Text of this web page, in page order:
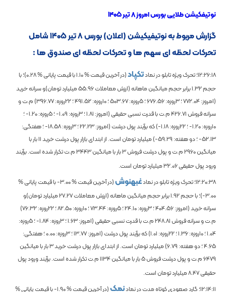
نوتیفکیشن طلایی بورس امروز ۸ تیر ۱۴۰۵
گزارش مربوط به نوتیفیکیشن (اعلان) بورس ۸ تیر ۱۴۰۵ شامل
تحرکات لحظه ای سهم ها و تحرکات لحظه ای صندوق ها :
12:26:18؛ تحرک ویژه تابلو در نمادتکپاد(در آخرین قیمت %1.10با قیمت پایانی %0.28)؛با
حجم1.32برابر حجم میانگین ماهانه(ارزش معاملات55.96میلیارد تومان)و سرانه خرید
(امروز:772.04؛ 3روزه: 676.56؛ 5روزه: 503.67؛ 10روزه: 491.52؛ 22روزه: 396.77) م.ت و
سرانه فروش426.71م.ت با قدرت نسبی حقیقی (امروز: 1.81؛ 3روزه: -1.09؛ 5روزه: -1.20؛
10روزه:
-1.20؛ 22روزه: -1.18) که برآیند پول درشت (امروز:22.23؛ 3روزه: -18.58؛ هفتگی:
-52.13؛ دو هفته:-59.29) میلیارد تومان است. از ابتدای بازار پول درشت خرید11بار با
میانگین2960م.ت و پول درشت فروش3بار با میانگین3443م.ت تکرار شده است. برآیند
ورود پول حقیقی32.06میلیارد تومان است.
12:20:38؛ تحرک ویژه تابلو در نمادغبهنوش(در آخرین قیمت %-3.00با قیمت پایانی %
-3.00)؛با حجم1.92برابر حجم میانگین ماهانه(ارزش معاملات27.27میلیارد تومان)و
سرانه خرید (امروز:404.56؛ 3روزه: 24.10؛ 5روزه: 73.44؛ 10روزه: 82.50؛ 22روزه: 76.32
)
م.ت و سرانه فروش248.81م.ت با قدرت نسبی حقیقی (امروز:1.63؛ 3روزه: -1.84؛ 5روزه:
1.04؛ 10روزه: 1.36؛ 22روزه: 1.01) که برآیند پول درشت (امروز:13.77؛ 3روزه: 0.00؛ هفتگی:
4.65؛ دو هفته:6.79) میلیارد تومان است. از ابتدای بازار پول درشت خرید3بار با میانگین
6479م.ت و پول درشت فروش5بار با میانگین1134م.ت تکرار شده است. برآیند ورود پول
حقیقی8.47میلیارد تومان است.
12:14:11؛ گارد صعودی کوتاه مدت در نمادنمک(در آخرین قیمت %-1.90با قیمت پایانی %